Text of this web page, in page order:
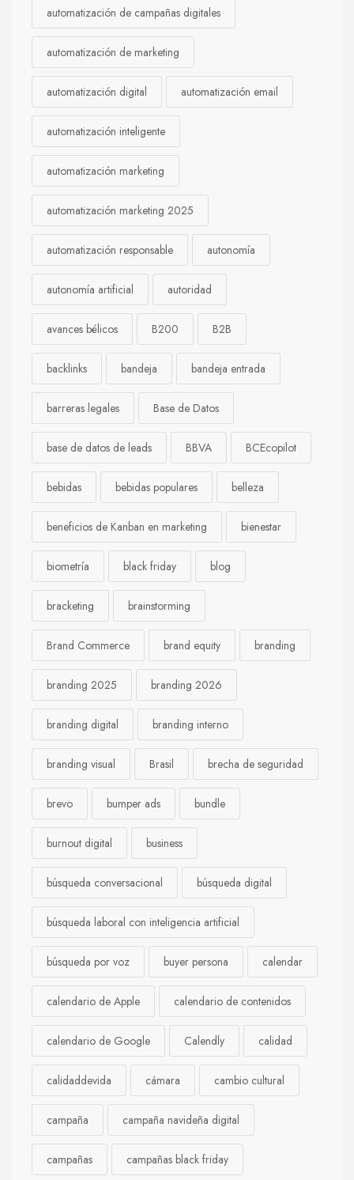
automatización de campañas digitales
automatización de marketing
automatización digital automatización email
automatización inteligente
automatización marketing
automatización marketing 2025
automatización responsable autonomía
autonomía artificial autoridad
avances bélicos B200 B2B
backlinks bandeja bandeja entrada
barreras legales Base de Datos
base de datos de leads BBVA BCEcopilot
bebidas bebidas populares belleza
beneficios de Kanban en marketing bienestar
biometría black friday blog
bracketing brainstorming
Brand Commerce brand equity branding
branding 2025 branding 2026
branding digital branding interno
branding visual Brasil brecha de seguridad
brevo bumper ads bundle
burnout digital business
búsqueda conversacional búsqueda digital
búsqueda laboral con inteligencia artificial
búsqueda por voz buyer persona calendar
calendario de Apple calendario de contenidos
calendario de Google Calendly calidad
calidaddevida cámara cambio cultural
campaña campaña navideña digital
campañas campañas black friday